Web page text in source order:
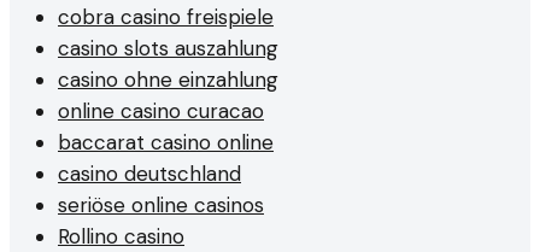
cobra casino freispiele
casino slots auszahlung
casino ohne einzahlung
online casino curacao
baccarat casino online
casino deutschland
seriöse online casinos
Rollino casino